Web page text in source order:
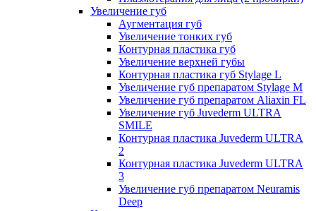
Увеличение губ
Аугментация губ
Увеличение тонких губ
Контурная пластика губ
Увеличение верхней губы
Контурная пластика губ Stylage L
Увеличение губ препаратом Stylage M
Увеличение губ препаратом Aliaxin FL
Увеличение губ Juvederm ULTRA
SMILE
Контурная пластика Juvederm ULTRA
2
Контурная пластика Juvederm ULTRA
3
Увеличение губ препаратом Neuramis
Deep